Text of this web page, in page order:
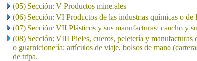
(05) Sección: V Productos minerales
(06) Sección: VI Productos de las industrias químicas o de
(07) Sección: VII Plásticos y sus manufacturas; caucho y
(08) Sección: VIII Pieles, cueros, peletería y manufacturas
o guarnicionería; artículos de viaje, bolsos de mano
de tripa.